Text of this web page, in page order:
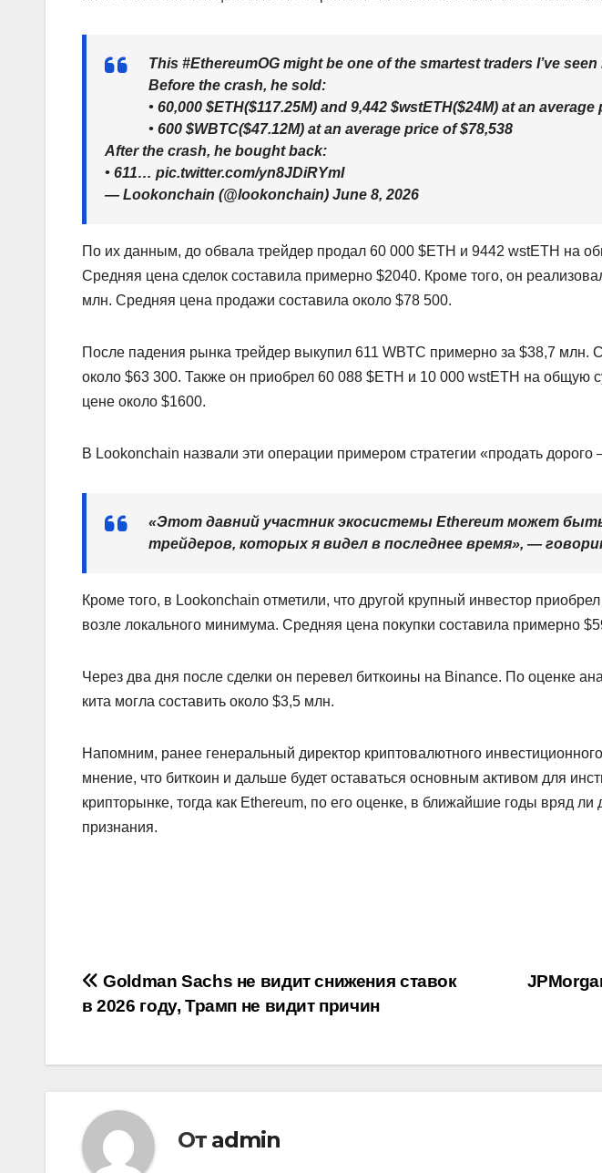
This #EthereumOG might be one of the smartest traders I’ve seen
Before the crash, he sold:
• 60,000 $ETH($117.25M) and 9,442 $wstETH($24M) at an average
• 600 $WBTC($47.12M) at an average price of $78,538
After the crash, he bought back:
• 611… pic.twitter.com/yn8JDiRYmI
— Lookonchain (@lookonchain) June 8, 2026
По их данным, до обвала трейдер продал 60 000 $ETH и 9442 wstETH на
Средняя цена сделок составила примерно $2040. Кроме того, он
млн. Средняя цена продажи составила около $78 500.
После падения рынка трейдер выкупил 611 WBTC примерно за $38,7 млн.
около $63 300. Также он приобрел 60 088 $ETH и 10 000 wstETH на общую
цене около $1600.
В Lookonchain назвали эти операции примером стратегии «продать
«Этот давний участник экосистемы Ethereum может
трейдеров, которых я видел в последнее время», —
Кроме того, в Lookonchain отметили, что другой крупный инвестор
возле локального минимума. Средняя цена покупки составила примерно
Через два дня после сделки он перевел биткоины на Binance. По оценке
кита могла составить около $3,5 млн.
Напомним, ранее генеральный директор криптовалютного
мнение, что биткоин и дальше будет оставаться основным активом для
крипторынке, тогда как Ethereum, по его оценке, в ближайшие годы вряд ли
признания.
Навигация
записям
Goldman Sachs не видит снижения ставок
в 2026 году, Трамп не видит причин
От admin